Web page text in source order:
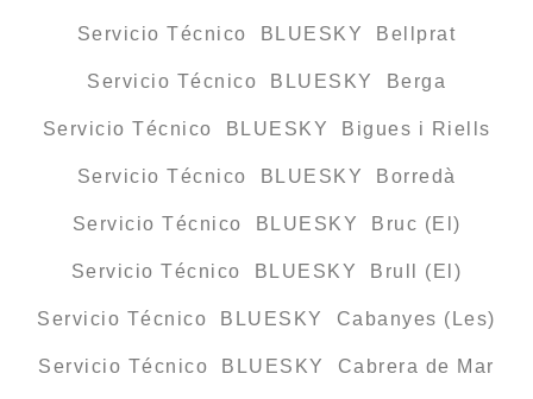
Servicio Técnico BLUESKY Bellprat
Servicio Técnico BLUESKY Berga
Servicio Técnico BLUESKY Bigues i Riells
Servicio Técnico BLUESKY Borredà
Servicio Técnico BLUESKY Bruc (El)
Servicio Técnico BLUESKY Brull (El)
Servicio Técnico BLUESKY Cabanyes (Les)
Servicio Técnico BLUESKY Cabrera de Mar